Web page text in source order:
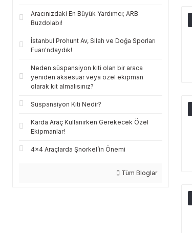
Aracınızdaki En Büyük Yardımcı; ARB
Buzdolabı!
İstanbul Prohunt Av, Silah ve Doğa Sporları
Fuarı'ndaydık!
Neden süspansiyon kiti olan bir araca
yeniden aksesuar veya özel ekipman
olarak kit almalısınız?
Süspansiyon Kiti Nedir?
Karda Araç Kullanırken Gerekecek Özel
Ekipmanlar!
4x4 Araçlarda Şnorkel’in Önemi
Tüm Bloglar